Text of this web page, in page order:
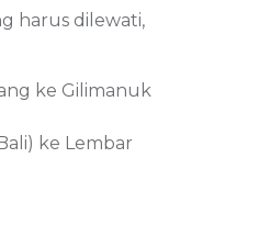
harus dilewati,
ke Gilimanuk
ke Lembar